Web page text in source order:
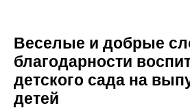
Веселые и добрые
благодарности
детского сада на
детей